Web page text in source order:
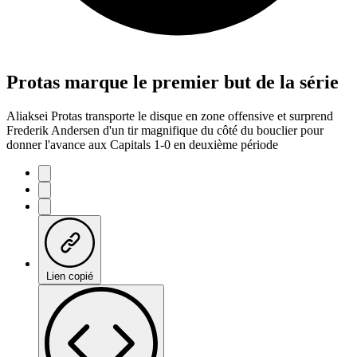
Protas marque le premier but de la série
Aliaksei Protas transporte le disque en zone offensive et surprend
Frederik Andersen d'un tir magnifique du côté du bouclier pour
donner l'avance aux Capitals 1-0 en deuxième période
Lien copié